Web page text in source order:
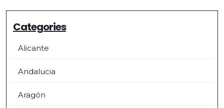
Categories
Alicante
Andalucia
Aragón